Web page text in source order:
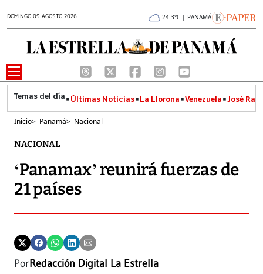
DOMINGO 09 AGOSTO 2026 24.3°C | PANAMÁ
Últimas Noticias La Llorona Venezuela José
Inicio> Panamá> Nacional
NACIONAL
‘Panamax’ reunirá fuerzas de
21 países
PorRedacción Digital La Estrella